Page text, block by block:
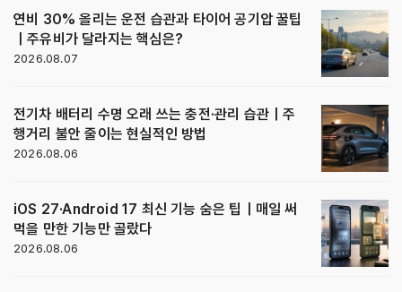
연비 30% 올리는 운전 습관과 타이어 공기압 꿀팁
｜주유비가 달라지는 핵심은?
2026.08.07
전기차 배터리 수명 오래 쓰는 충전·관리 습관｜주
행거리 불안 줄이는 현실적인 방법
2026.08.06
iOS 27·Android 17 최신 기능 숨은 팁｜매일 써
먹을 만한 기능만 골랐다
2026.08.06